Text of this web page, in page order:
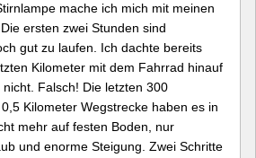
mache ich mich mit meinen
ersten zwei Stunden sind
gut zu laufen. Ich dachte bereits
Kilometer mit dem Fahrrad hinauf
Falsch! Die letzten 300
Kilometer Wegstrecke haben es in
mehr auf festen Boden, nur
und enorme Steigung. Zwei Schritte